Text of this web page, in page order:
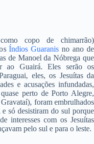
copo de chimarrão)
Índios Guaranis no ano de
de Manoel da Nóbrega que
ao Guairá. Eles serão os
eles, os Jesuítas da
e acusações infundadas,
perto de Porto Alegre,
foram embrulhados
só desistiram do sul porque
interesses com os Jesuítas
pelo sul e para o leste.